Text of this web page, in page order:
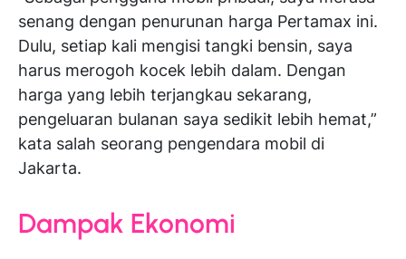
senang dengan penurunan harga Pertamax ini.
Dulu, setiap kali mengisi tangki bensin, saya
harus merogoh kocek lebih dalam. Dengan
harga yang lebih terjangkau sekarang,
pengeluaran bulanan saya sedikit lebih hemat,”
kata salah seorang pengendara mobil di
Jakarta.
Dampak Ekonomi